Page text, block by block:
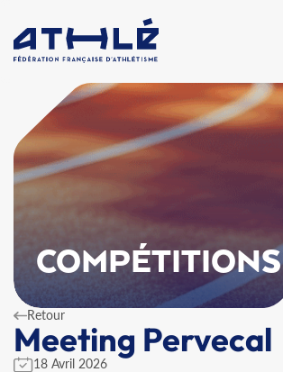
COMPÉTITIONS
Retour
Meeting Pervecal
18 Avril 2026